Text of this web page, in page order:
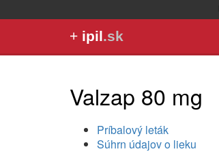
+ ipil.sk
Valzap 80 mg
Príbalový leták
Súhrn údajov o lieku